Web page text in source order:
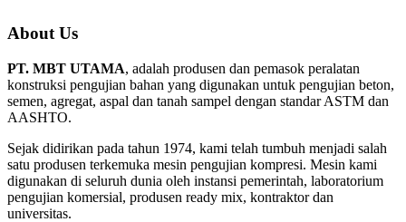
About Us
PT. MBT UTAMA, adalah produsen dan pemasok peralatan
konstruksi pengujian bahan yang digunakan untuk pengujian beton,
semen, agregat, aspal dan tanah sampel dengan standar ASTM dan
AASHTO.
Sejak didirikan pada tahun 1974, kami telah tumbuh menjadi salah
satu produsen terkemuka mesin pengujian kompresi. Mesin kami
digunakan di seluruh dunia oleh instansi pemerintah, laboratorium
pengujian komersial, produsen ready mix, kontraktor dan
universitas.